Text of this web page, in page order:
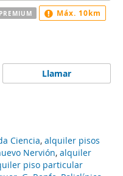
Llamar
PREMIUM Máx. 10km
Ciencia, alquiler pisos
Nervión, alquiler
piso particular